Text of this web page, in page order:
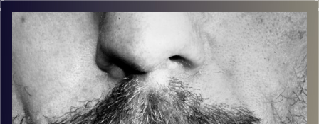
בלוז, bluegrass, ג'אז, Fאנק, פרוגרסיב ואפילו אלקטרוניקה.
כל מה שחי, אמיתי ונושם.
עם שמוליק רגב.
קרדיט תמונות: David Goehring